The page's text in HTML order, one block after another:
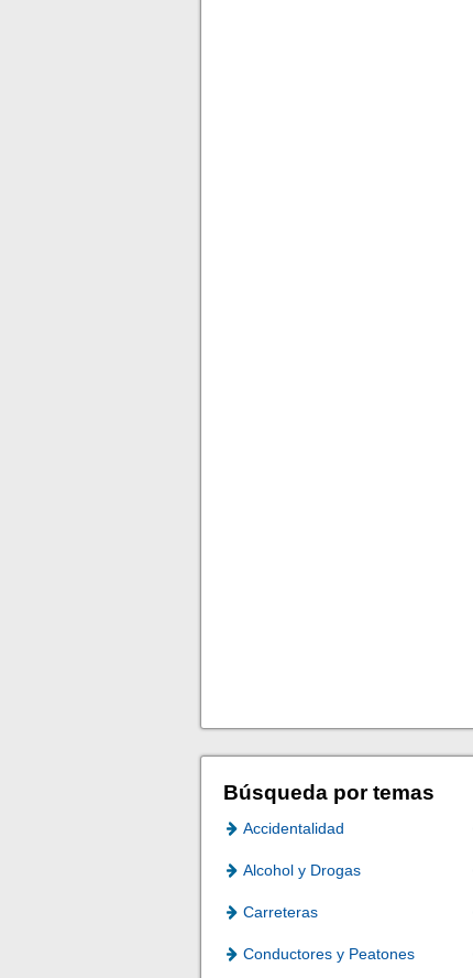
Búsqueda por temas
Accidentalidad
Alcohol y Drogas
Carreteras
Conductores y Peatones